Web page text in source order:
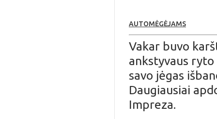
AUTOMĖGĖJAMS
Vakar buvo
ankstyvaus
savo jėgas
Daugiausiai
Impreza.